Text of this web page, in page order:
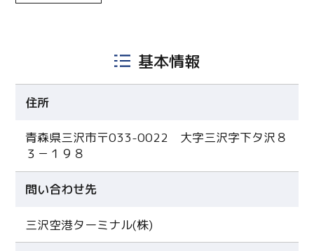
基本情報
住所
青森県三沢市〒033-0022 大字三沢字下タ沢８
３－１９８
問い合わせ先
三沢空港ターミナル(株)